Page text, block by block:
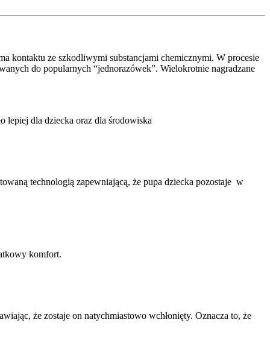
kontaktu ze szkodliwymi substancjami chemicznymi. W procesie
do popularnych “jednorazówek”. Wielokrotnie nagradzane
lepiej dla dziecka oraz dla środowiska
technologią zapewniającą, że pupa dziecka pozostaje w
komfort.
że zostaje on natychmiastowo wchłonięty. Oznacza to, że